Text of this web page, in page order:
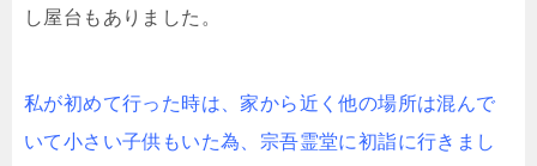
し屋台もありました。
私が初めて行った時は、家から近く他の場所は混んで
いて小さい子供もいた為、宗吾霊堂に初詣に行きまし